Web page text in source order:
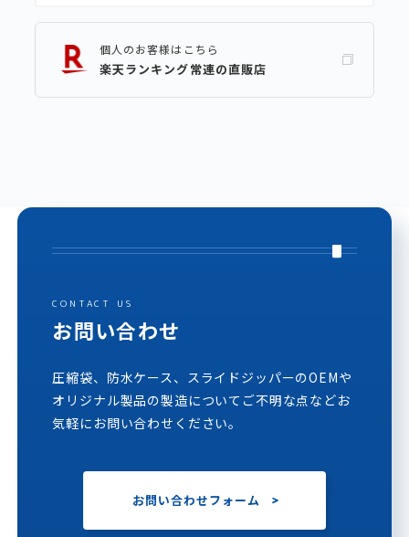
個人のお客様はこちら
楽天ランキング常連の直販店
CONTACT US
お問い合わせ
圧縮袋、防水ケース、スライドジッパーのOEMや
オリジナル製品の製造についてご不明な点などお
気軽にお問い合わせください。
お問い合わせフォーム